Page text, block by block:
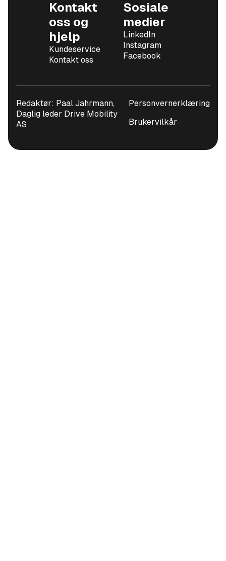
Kontakt
oss og
hjelp
Kundeservice
Kontakt oss
Sosiale
medier
LinkedIn
Instagram
Facebook
Redaktør: Paal Jahrmann,
Daglig leder Drive Mobility
AS
Personvernerklæring
Brukervilkår